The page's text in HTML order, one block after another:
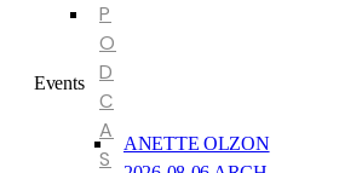
P
O
D
C
A
S
Events
ANETTE OLZON